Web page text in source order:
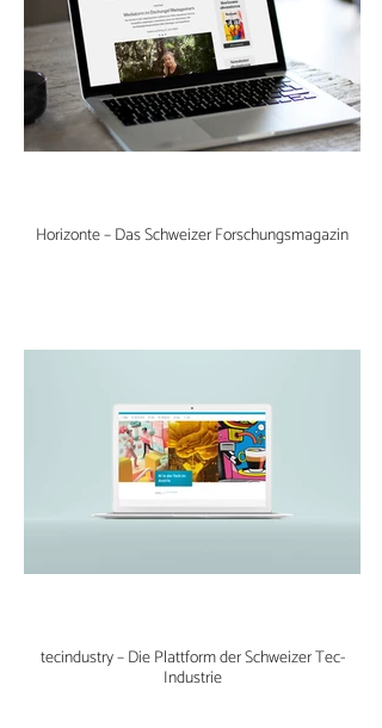
Horizonte – Das Schweizer Forschungsmagazin
tecindustry – Die Plattform der Schweizer Tec-
Industrie